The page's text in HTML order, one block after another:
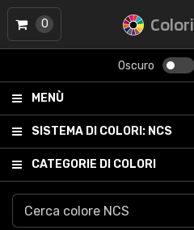
Colori
Oscuro
MENÙ
SISTEMA DI COLORI: NCS
CATEGORIE DI COLORI
0